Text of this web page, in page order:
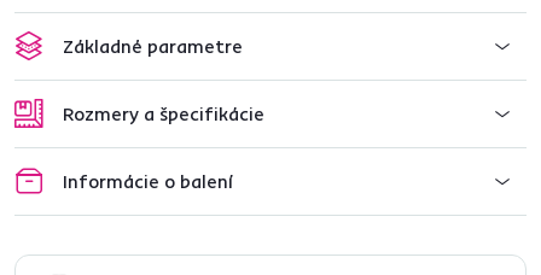
Základné parametre
Rozmery a špecifikácie
Informácie o balení